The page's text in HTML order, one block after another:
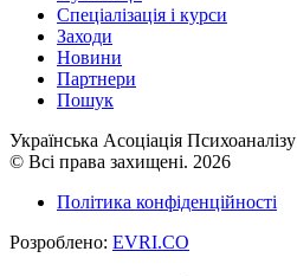
Cпеціалізація і курси
Заходи
Новини
Партнери
Пошук
Українська Асоціація Психоаналізу
© Всі права захищені. 2026
Політика конфіденційності
Розроблено: EVRI.CO